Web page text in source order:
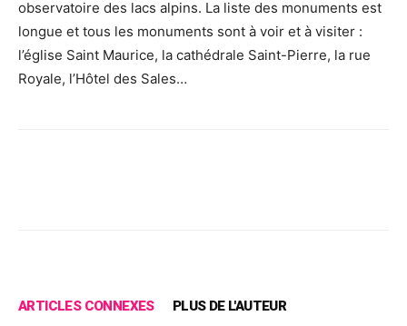
observatoire des lacs alpins. La liste des monuments est
longue et tous les monuments sont à voir et à visiter :
l’église Saint Maurice, la cathédrale Saint-Pierre, la rue
Royale, l’Hôtel des Sales…
ARTICLES CONNEXES PLUS DE L'AUTEUR